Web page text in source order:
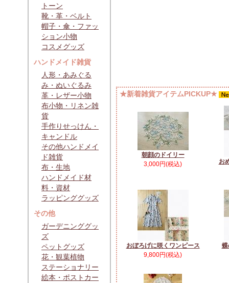
トーン
靴・革・ベルト
帽子・傘・ファッ
ション小物
コスメグッズ
ハンドメイド雑貨
人形・あみぐる
み・ぬいぐるみ
革・レザー小物
布小物・リネン雑
貨
手作りせっけん・
キャンドル
その他ハンドメイ
ド雑貨
布・生地
ハンドメイド材
料・資材
ラッピンググッズ
その他
ガーデニンググッ
ズ
ペットグッズ
花・観葉植物
ステーショナリー
絵本・ポストカー
★新着雑貨アイテムPICKUP★
朝顔のドイリー
3,000円(税込)
お
おぼろげに咲くワンピース
9,800円(税込)